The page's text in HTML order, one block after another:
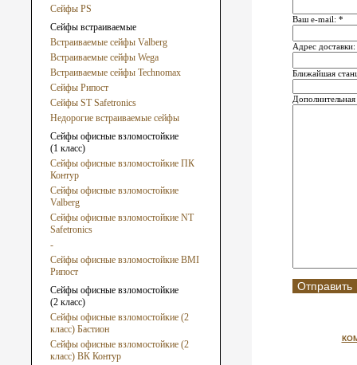
Сейфы PS
Сейфы встраиваемые
Встраиваемые сейфы Valberg
Встраиваемые сейфы Wega
Встраиваемые сейфы Technomax
Сейфы Рипост
Сейфы ST Safetronics
Недорогие встраиваемые сейфы
Сейфы офисные взломостойкие
(1 класс)
Сейфы офисные взломостойкие ПК
Контур
Сейфы офисные взломостойкие
Valberg
Сейфы офисные взломостойкие NT
Safetronics
-
Сейфы офисные взломостойкие ВМI
Рипост
Сейфы офисные взломостойкие
(2 класс)
Сейфы офисные взломостойкие (2
класс) Бастион
Сейфы офисные взломостойкие (2
класс) ВК Контур
Ваш e-mail: *
Адрес
Ближайшая